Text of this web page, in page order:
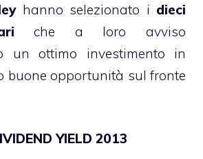
hanno selezionato i dieci
che a loro avviso
un ottimo investimento in
buone opportunità sul fronte
YIELD 2013